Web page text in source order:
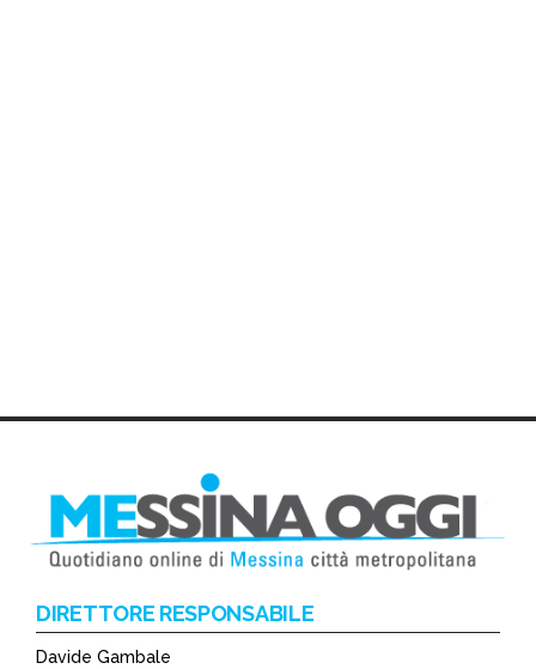
DIRETTORE RESPONSABILE
Davide Gambale